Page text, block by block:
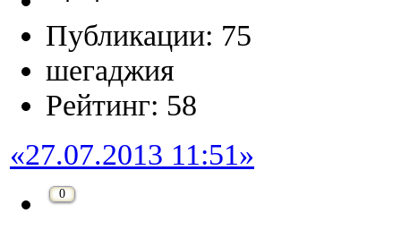
Публикации: 75
шегаджия
Рейтинг: 58
«27.07.2013 11:51»
0